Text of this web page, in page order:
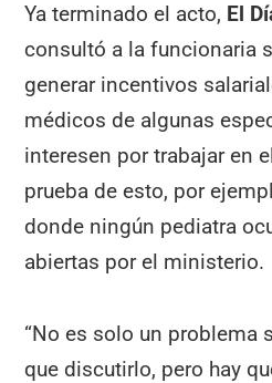
Ya terminado el acto, El
consultó a la funcionaria
generar incentivos
médicos de algunas
interesen por trabajar en
prueba de esto, por
donde ningún pediatra
abiertas por el ministerio.
“No es solo un problema
que discutirlo, pero hay